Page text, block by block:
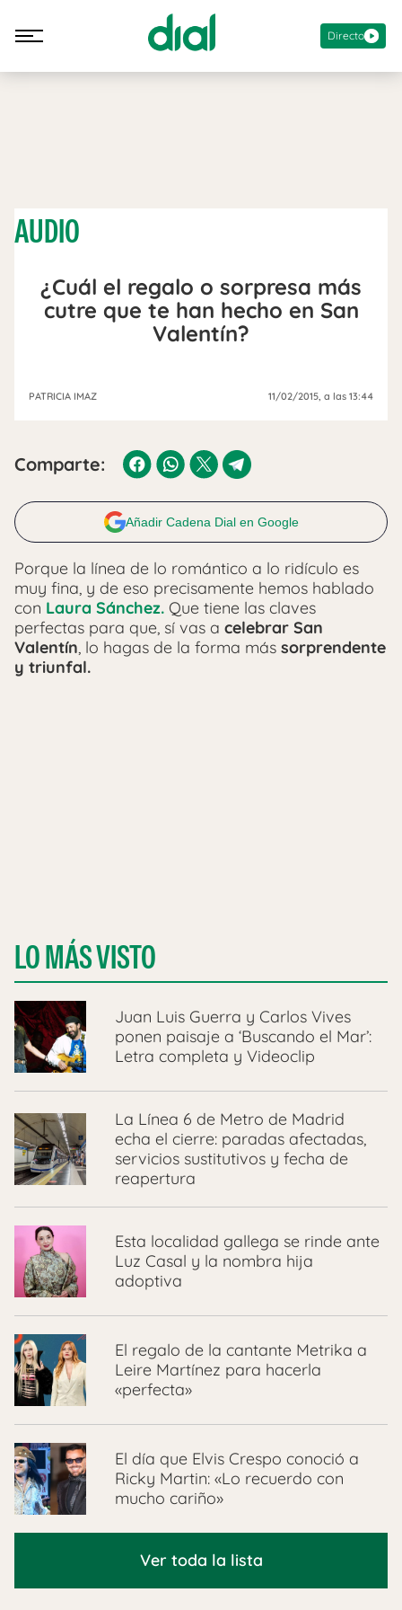
Directo
AUDIO
¿Cuál el regalo o sorpresa más
cutre que te han hecho en San
Valentín?
PATRICIA IMAZ 11/02/2015, a las 13:44
Comparte:
Añadir Cadena Dial en Google
Porque la línea de lo romántico a lo ridículo es
muy fina, y de eso precisamente hemos hablado
con Laura Sánchez. Que tiene las claves
perfectas para que, sí vas a celebrar San
Valentín, lo hagas de la forma más sorprendente
y triunfal.
LO MÁS VISTO
Juan Luis Guerra y Carlos Vives
ponen paisaje a ‘Buscando el Mar’:
Letra completa y Videoclip
La Línea 6 de Metro de Madrid
echa el cierre: paradas afectadas,
servicios sustitutivos y fecha de
reapertura
Esta localidad gallega se rinde ante
Luz Casal y la nombra hija
adoptiva
El regalo de la cantante Metrika a
Leire Martínez para hacerla
«perfecta»
El día que Elvis Crespo conoció a
Ricky Martin: «Lo recuerdo con
mucho cariño»
Ver toda la lista